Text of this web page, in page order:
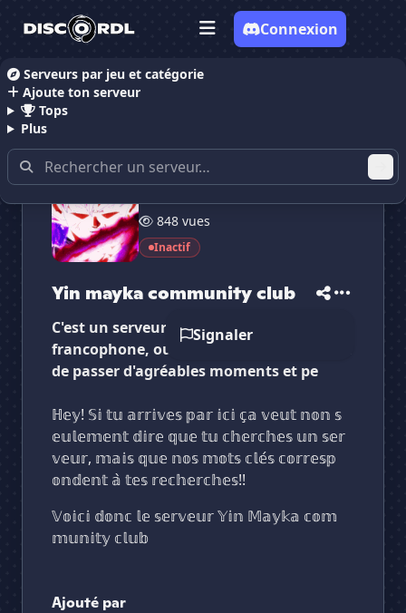
Serveurs par jeu et catégorie
Ajoute ton serveur
Tops
Plus
Connexion
Accueil Serveurs Discord Communauté
848 vues
Inactif
Yin mayka community club
Signaler
C'est un serveur principalement
francophone, ouvert à tout le monde afin
de passer d'agréables moments et pe
ℍ𝕖𝕪! 𝕊𝕚 𝕥𝕦 𝕒𝕣𝕣𝕚𝕧𝕖𝕤 𝕡𝕒𝕣 𝕚𝕔𝕚 𝕔̧𝕒 𝕧𝕖𝕦𝕥 𝕟𝕠𝕟 𝕤
𝕖𝕦𝕝𝕖𝕞𝕖𝕟𝕥 𝕕𝕚𝕣𝕖 𝕢𝕦𝕖 𝕥𝕦 𝕔𝕙𝕖𝕣𝕔𝕙𝕖𝕤 𝕦𝕟 𝕤𝕖𝕣
𝕧𝕖𝕦𝕣, 𝕞𝕒𝕚𝕤 𝕢𝕦𝕖 𝕟𝕠𝕤 𝕞𝕠𝕥𝕤 𝕔𝕝𝕖́𝕤 𝕔𝕠𝕣𝕣𝕖𝕤𝕡
𝕠𝕟𝕕𝕖𝕟𝕥 𝕒̀ 𝕥𝕖𝕤 𝕣𝕖𝕔𝕙𝕖𝕣𝕔𝕙𝕖𝕤!!
𝕍𝕠𝕚𝕔𝕚 𝕕𝕠𝕟𝕔 𝕝𝕖 𝕤𝕖𝕣𝕧𝕖𝕦𝕣 𝕐𝕚𝕟 𝕄𝕒𝕪𝕜𝕒 𝕔𝕠𝕞
𝕞𝕦𝕟𝕚𝕥𝕪 𝕔𝕝𝕦𝕓
Ajouté par
Vote pour Yin mayka communi...
Yin mayka commu...
Es-tu sûr de vouloir supprimer ton avis de ce
serveur ?
Supprimer
Yin mayka communi...